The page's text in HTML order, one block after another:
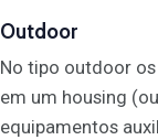
Outdoor
No tipo outdoor
em um housing
equipamentos